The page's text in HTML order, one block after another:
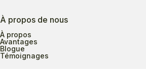
À propos de nous
À propos
Avantages
Blogue
Témoignages